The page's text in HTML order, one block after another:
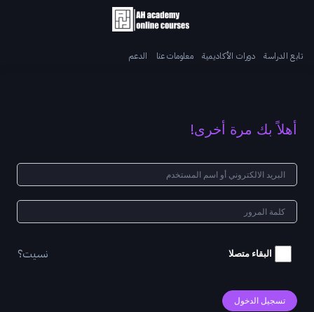
تابع الدراسة دورات الأكاديمية معلومات عنا الدعم
أهلاً بك مرة أخرى!
البقاء متصلا نسيت؟
تسجيل الدخول